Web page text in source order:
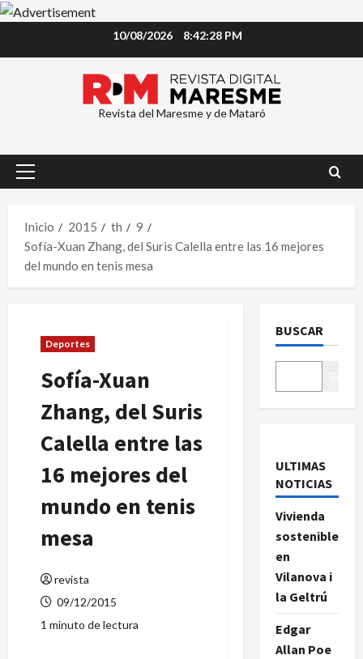
10/08/2026 8:42:28 PM
Revista del Maresme y de Mataró
Menú
Inicio
2015 th
9
Sofía-Xuan Zhang, del Suris Calella entre las 16 mejores
del mundo en tenis mesa
Deportes
Sofía-Xuan
Zhang, del Suris
Calella entre las
16 mejores del
mundo en tenis
mesa
revista
09/12/2015
1 minuto de lectura
BUSCAR
ULTIMAS
NOTICIAS
Vivienda
sostenible
en
Vilanova i
la Geltrú
Edgar
Allan Poe